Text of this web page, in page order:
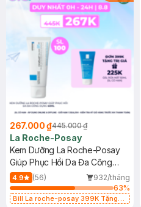
267.000 ₫445.000 ₫
La Roche-Posay
Kem Dưỡng La Roche-Posay
Giúp Phục Hồi Da Đa Công
Dụng 40ml
4.9 (56)
932/tháng
63%
Bill La roche-posay 399K Tặng